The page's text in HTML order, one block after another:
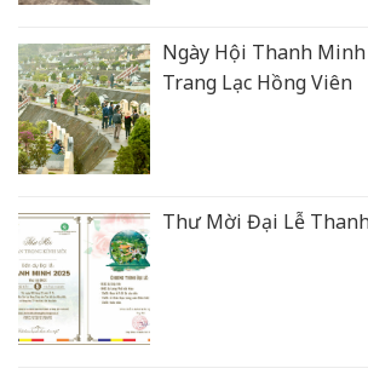
Ngày Hội Thanh
Trang Lạc Hồng Viên
Thư Mời Đại Lễ